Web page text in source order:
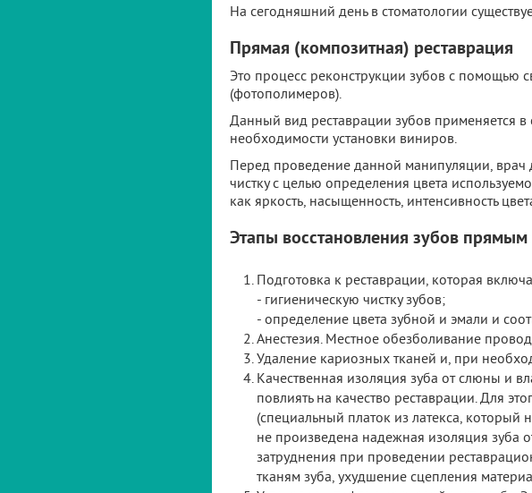
На сегодняшний день в стоматологии
Прямая (композитная) реставрация
Это процесс реконструкции зубов с
(фотополимеров).
Данный вид реставрации зубов применяется в
необходимости установки виниров.
Перед проведение данной манипуляции, врач
чистку с целью определения цвета
как яркость, насыщенность, интенсивность
Этапы восстановления зубов
Подготовка к реставрации, которая
- гигиеническую чистку зубов;
- определение цвета зубной и эмали и
Анестезия. Местное обезболивание
Удаление кариозных тканей и, при
Качественная изоляция зуба от слюны и
повлиять на качество реставрации. Для
(специальный платок из латекса, который
не произведена надежная изоляция зуба
затруднения при проведении
тканям зуба, ухудшение сцепления